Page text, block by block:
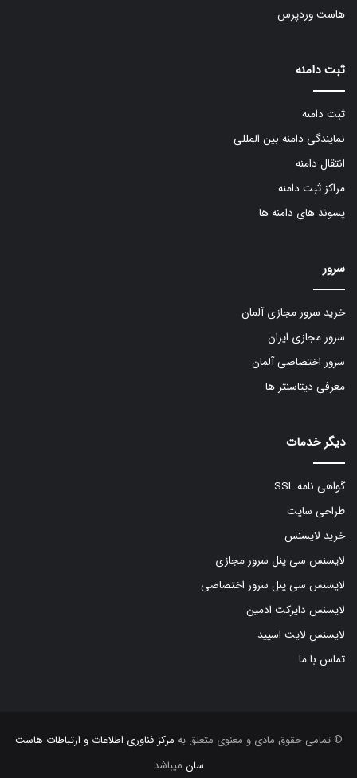
هاست وردپرس
ثبت دامنه
ثبت دامنه
نمایندگی دامنه بین المللی
انتقال دامنه
مراکز ثبت دامنه
پسوند های دامنه ها
سرور
خرید سرور مجازی آلمان
سرور مجازی ایران
سرور اختصاصی آلمان
معرفی دیتاسنتر ها
دیگر خدمات
گواهی نامه SSL
طراحی سایت
خرید لایسنس
لایسنس سی پنل سرور مجازی
لایسنس سی پنل سرور اختصاصی
لایسنس دایرکت ادمین
لایسنس لایت اسپید
تماس با ما
© تمامی حقوق مادی و معنوی متعلق به مرکز فناوری اطلاعات و ارتباطات هاست
سان میباشد